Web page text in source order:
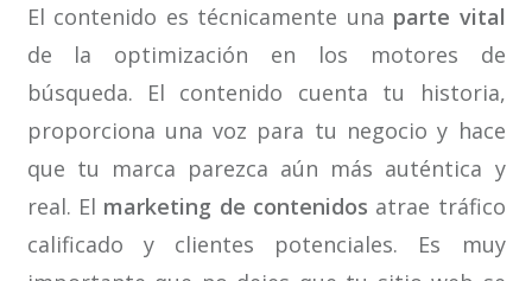
El contenido es técnicamente una parte vital
de la optimización en los motores de
búsqueda. El contenido cuenta tu historia,
proporciona una voz para tu negocio y hace
que tu marca parezca aún más auténtica y
real. El marketing de contenidos atrae tráfico
calificado y clientes potenciales. Es muy